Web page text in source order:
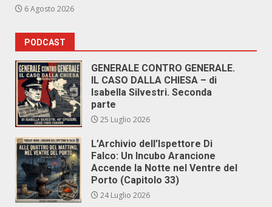
6 Agosto 2026
PODCAST
GENERALE CONTRO GENERALE.
IL CASO DALLA CHIESA – di
Isabella Silvestri. Seconda
parte
25 Luglio 2026
L’Archivio dell’Ispettore Di
Falco: Un Incubo Arancione
Accende la Notte nel Ventre del
Porto (Capitolo 33)
24 Luglio 2026